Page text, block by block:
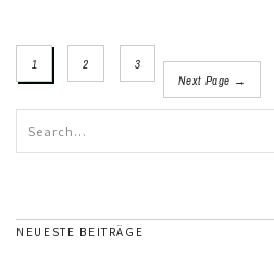
1 2
3
Next Page →
NEUESTE BEITRÄGE